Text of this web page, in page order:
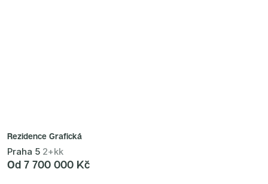
Rezidence Grafická
Praha 5 2+kk
Od 7 700 000 Kč